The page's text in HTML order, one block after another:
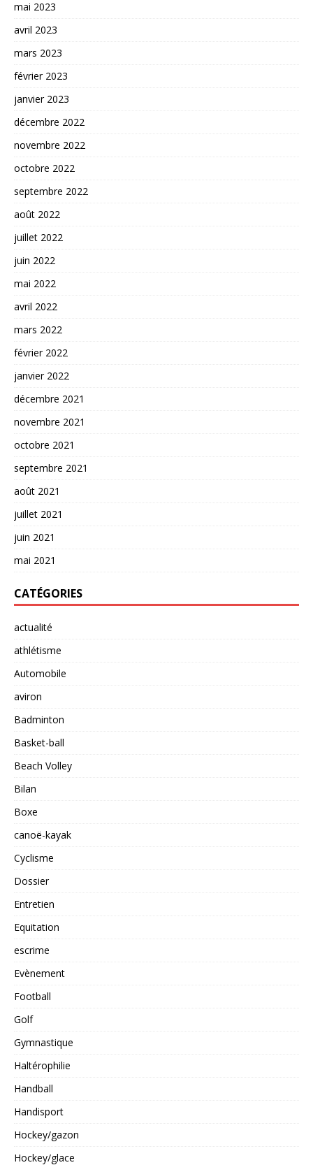
mai 2023
avril 2023
mars 2023
février 2023
janvier 2023
décembre 2022
novembre 2022
octobre 2022
septembre 2022
août 2022
juillet 2022
juin 2022
mai 2022
avril 2022
mars 2022
février 2022
janvier 2022
décembre 2021
novembre 2021
octobre 2021
septembre 2021
août 2021
juillet 2021
juin 2021
mai 2021
CATÉGORIES
actualité
athlétisme
Automobile
aviron
Badminton
Basket-ball
Beach Volley
Bilan
Boxe
canoë-kayak
Cyclisme
Dossier
Entretien
Equitation
escrime
Evènement
Football
Golf
Gymnastique
Haltérophilie
Handball
Handisport
Hockey/gazon
Hockey/glace